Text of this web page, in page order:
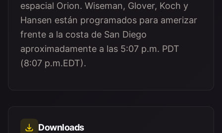
espacial Orion. Wiseman, Glover, Koch y
Hansen están programados para amerizar
frente a la costa de San Diego
aproximadamente a las 5:07 p.m. PDT
(8:07 p.m.EDT).
Downloads